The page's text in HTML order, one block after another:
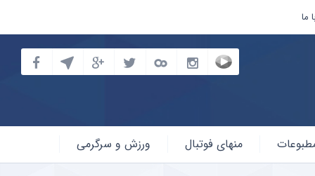
ما
منهای فوتبال ورزش و سرگرمی